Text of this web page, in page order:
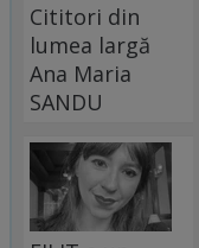
Cititori din
lumea largă
Ana Maria
SANDU